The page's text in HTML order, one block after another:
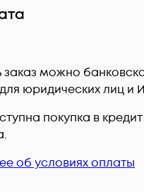
заказ можно
юридических лиц и
покупка в
об условиях оплаты